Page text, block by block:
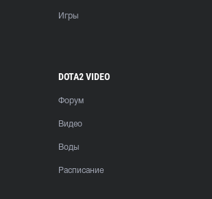
Игры
DOTA2 VIDEO
Форум
Видео
Воды
Расписание